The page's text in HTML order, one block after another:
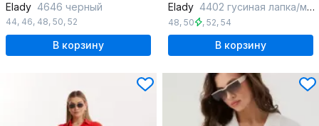
Elady 4646 черный
44, 46, 48, 50, 52
В корзину
Elady 4402 гусиная лапка/мультиколор
48, 50 , 52, 54
В корзину